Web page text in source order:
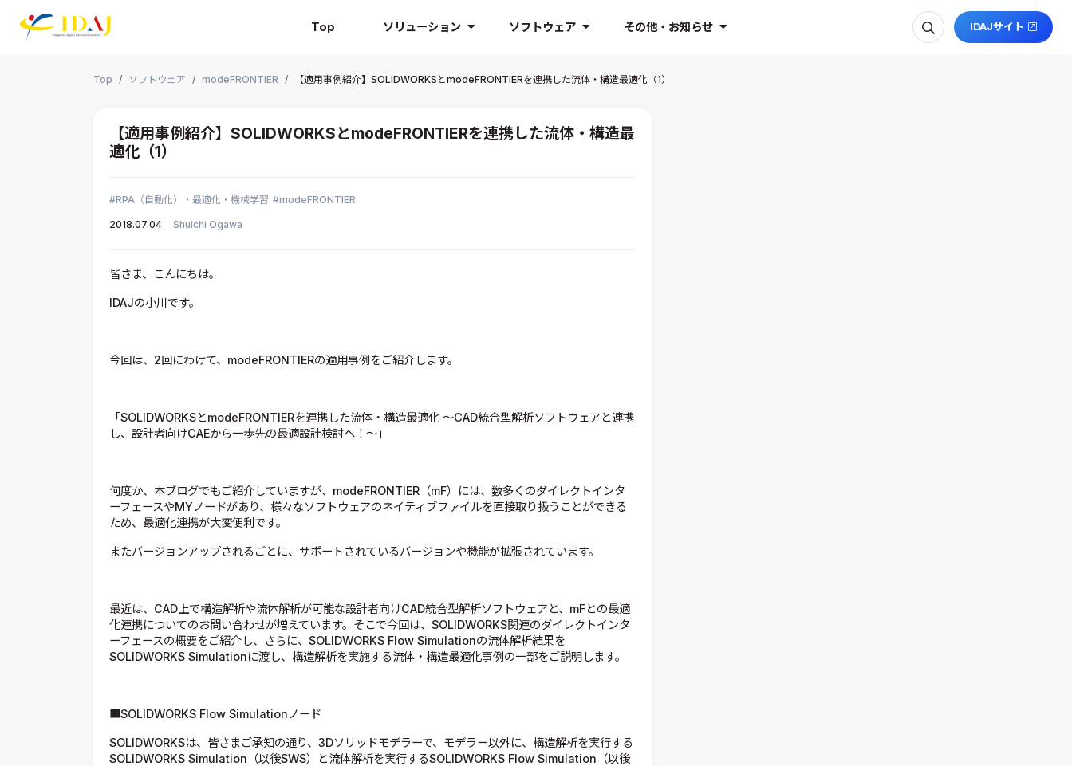
Top ソリューション ソフトウェア その他・お知らせ IDAJサイト
Top ソフトウェア modeFRONTIER 【適用事例紹介】SOLIDWORKSとmodeFRONTIERを連携した流体・構造最適化（1）
【適用事例紹介】SOLIDWORKSとmodeFRONTIERを連携した流体・構造最
適化（1）
RPA（自動化）・最適化・機械学習 modeFRONTIER
2018.07.04 Shuichi Ogawa
皆さま、こんにちは。
IDAJの小川です。
今回は、2回にわけて、modeFRONTIERの適用事例をご紹介します。
「SOLIDWORKSとmodeFRONTIERを連携した流体・構造最適化 ～CAD統合型解析ソフトウェアと連携
し、設計者向けCAEから一歩先の最適設計検討へ！～」
何度か、本ブログでもご紹介していますが、modeFRONTIER（mF）には、数多くのダイレクトインタ
ーフェースやMYノードがあり、様々なソフトウェアのネイティブファイルを直接取り扱うことができる
ため、最適化連携が大変便利です。
またバージョンアップされるごとに、サポートされているバージョンや機能が拡張されています。
最近は、CAD上で構造解析や流体解析が可能な設計者向けCAD統合型解析ソフトウェアと、mFとの最適
化連携についてのお問い合わせが増えています。そこで今回は、SOLIDWORKS関連のダイレクトインタ
ーフェースの概要をご紹介し、さらに、SOLIDWORKS Flow Simulationの流体解析結果を
SOLIDWORKS Simulationに渡し、構造解析を実施する流体・構造最適化事例の一部をご説明します。
■SOLIDWORKS Flow Simulationノード
SOLIDWORKSは、皆さまご承知の通り、3Dソリッドモデラーで、モデラー以外に、構造解析を実行する
SOLIDWORKS Simulation（以後SWS）と流体解析を実行するSOLIDWORKS Flow Simulation（以後